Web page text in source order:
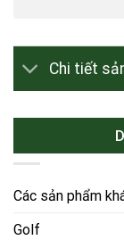
Chi tiết
Các sản phẩm
Golf